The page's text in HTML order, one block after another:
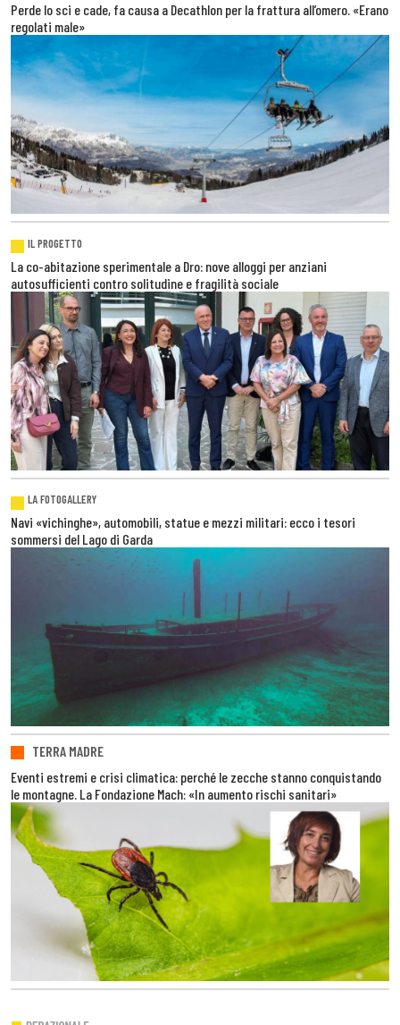
Perde lo sci e cade, fa causa a Decathlon per la frattura all’omero. «Erano
regolati male»
IL PROGETTO
La co-abitazione sperimentale a Dro: nove alloggi per anziani
autosufficienti contro solitudine e fragilità sociale
LA FOTOGALLERY
Navi «vichinghe», automobili, statue e mezzi militari: ecco i tesori
sommersi del Lago di Garda
TERRA MADRE
Eventi estremi e crisi climatica: perché le zecche stanno conquistando
le montagne. La Fondazione Mach: «In aumento rischi sanitari»